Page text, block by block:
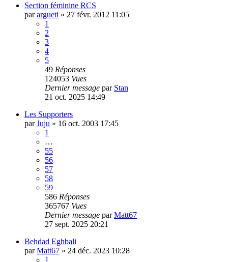
Section féminine RCS
parargueti » 27 févr. 2012 11:05
1
2
3
4
5
49 Réponses
124053 Vues
Dernier message par Stan
21 oct. 2025 14:49
Les Supporters
parJuju » 16 oct. 2003 17:45
1
…
55
56
57
58
59
586 Réponses
365767 Vues
Dernier message parMatt67
27 sept. 2025 20:21
Behdad Eghbali
parMatt67 » 24 déc. 2023 10:28
1